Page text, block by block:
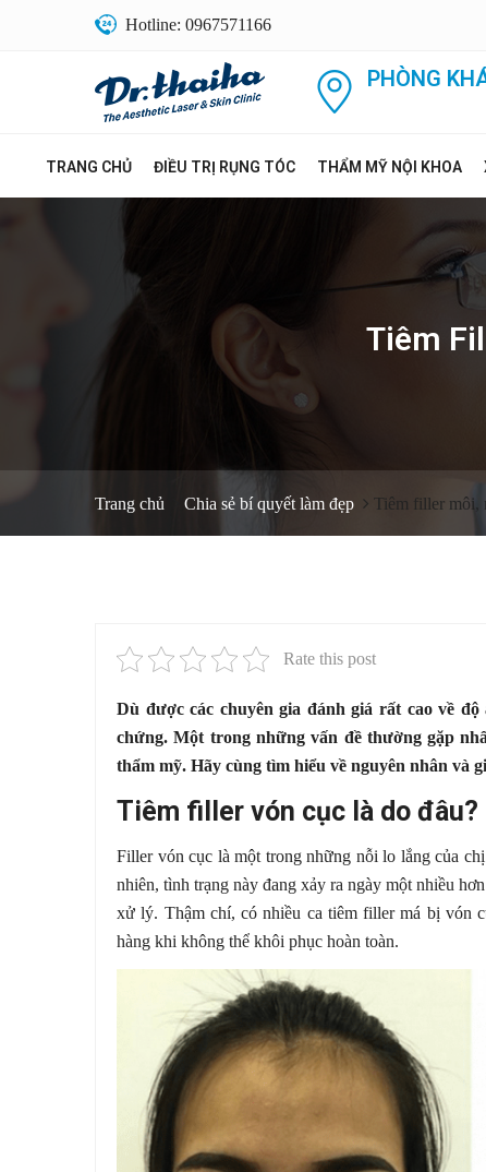
Hotline: 0967571166
PHÒNG
TRANG CHỦ ĐIỀU TRỊ RỤNG TÓC THẨM MỸ NỘI KHOA
Tiêm
Trang chủ Chia sẻ bí quyết làm đẹp Tiêm filler môi,
Rate this post
Dù được các chuyên gia đánh giá rất cao về
chứng. Một trong những vấn đề thường gặp
thẩm mỹ. Hãy cùng tìm hiểu về nguyên nhân và
Tiêm filler vón cục là do đâu?
Filler vón cục là một trong những nỗi lo lắng của
nhiên, tình trạng này đang xảy ra ngày một nhiều
xử lý. Thậm chí, có nhiều ca tiêm filler má bị vón
hàng khi không thể khôi phục hoàn toàn.